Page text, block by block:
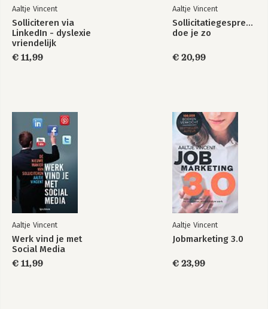
mobiele recruitment applicaties voor
bemiddelingsbureaus en werkgevers.
Zijn blog op RecruitingRoundtable.nl,
van inzichten in de recruitmentindustrie.
Recruitment 4.0
LinkedIn
Bekijk alle boeken
Aaltje Vincent
Solliciteren via
LinkedIn - dyslexie
vriendelijk
€ 11,99
Aaltje Vincent
Sollicitatiegesprekken
doe je zo
€ 20,99
Aaltje Vincent
Werk vind je met
Social Media
€ 11,99
Aaltje Vincent
Jobmarketing 3.0
€ 23,99